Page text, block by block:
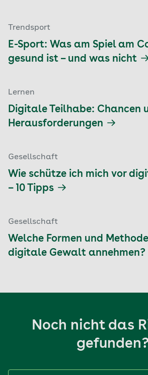
Trendsport
E-Sport: Was am Spiel am
gesund ist – und was nicht
Lernen
Digitale Teilhabe: Chancen
Herausforderungen
Gesellschaft
Wie schütze ich mich vor
– 10 Tipps
Gesellschaft
Welche Formen und
digitale Gewalt annehmen?
Noch nicht das
gefunden?